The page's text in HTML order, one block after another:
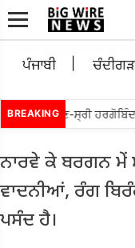
ਪੰਜਾਬੀ
BREAKINGਸ੍ਰੀ ਹਰਗੋਬਿੰਦਪੁਰ-
ਨਾਰਵੇ ਕੇ ਬਰਗਨ
ਵਾਦਨੀਆਂ, ਰੰਗ
ਪਸੰਦ ਹੈ।